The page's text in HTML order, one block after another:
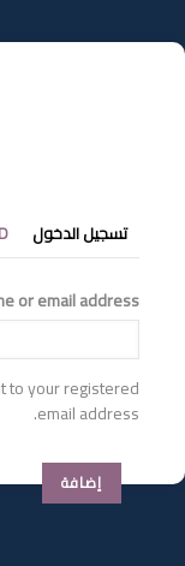
إلى
المحتوى
التبويبات
الأساسية
تسجيل الدخول
or email address
to your registered
email address.